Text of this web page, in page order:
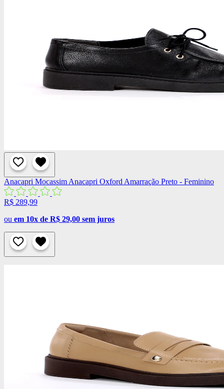
Anacapri Mocassim Anacapri Oxford Amarração Preto - Feminino
R$ 289,99
ou em 10x de R$ 29,00 sem juros